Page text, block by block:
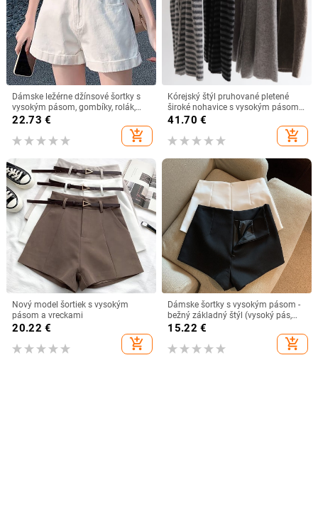
Dámske ležérne džínsové šortky s
vysokým pásom, gombíky, rolák,
vrecovité šortky, letné kórejské
verzie, jednofarebné vrecká, šortky,
женские
22.73 €
add_shopping_cart
Kórejský štýl pruhované pletené
široké nohavice s vysokým pásom,
stredná dĺžka, vlnené
41.70 €
add_shopping_cart
Nový model šortiek s vysokým
pásom a vreckami
20.22 €
add_shopping_cart
Dámske šortky s vysokým pásom -
bežný základný štýl (vysoký pás,
dĺžka šortiek, polyester 90–95%,
15.22 €
add_shopping_cart